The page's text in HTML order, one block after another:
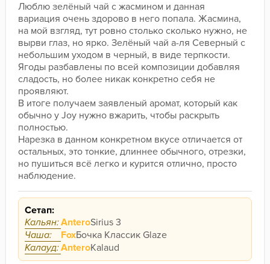
Люблю зелёный чай с жасмином и данная
вариация очень здорово в него попала. Жасмина,
на мой взгляд, тут ровно столько сколько нужно, не
вырви глаз, но ярко. Зелёный чай а-ля Северный с
небольшим уходом в черный, в виде терпкости.
Ягоды разбавлены по всей композиции добавляя
сладость, но более никак конкретно себя не
проявляют.
В итоге получаем заявленый аромат, который как
обычно у Joy нужно вжарить, чтобы раскрыть
полностью.
Нарезка в данном конкретном вкусе отличается от
остальных, это тонкие, длиннее обычного, отрезки,
но пушиться всё легко и курится отлично, просто
наблюдение.
Сетап:
Кальян:AnteroSirius 3
Чаша:
FoxБочка Классик Glaze
Калауд:AnteroKalaud